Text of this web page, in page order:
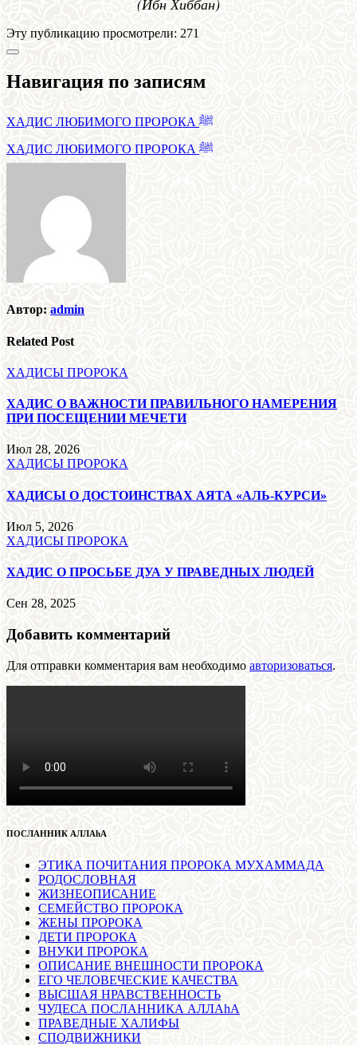
(Ибн Хиббан)
Эту публикацию просмотрели: 271
Навигация по записям
ХАДИС ЛЮБИМОГО ПРОРОКА ﷺ
ХАДИС ЛЮБИМОГО ПРОРОКА ﷺ
Автор: admin
Related Post
ХАДИСЫ ПРОРОКА
ХАДИС О ВАЖНОСТИ ПРАВИЛЬНОГО НАМЕРЕНИЯ
ПРИ ПОСЕЩЕНИИ МЕЧЕТИ
Июл 28, 2026
ХАДИСЫ ПРОРОКА
ХАДИСЫ О ДОСТОИНСТВАХ АЯТА «АЛЬ-КУРСИ»
Июл 5, 2026
ХАДИСЫ ПРОРОКА
ХАДИС О ПРОСЬБЕ ДУА У ПРАВЕДНЫХ ЛЮДЕЙ
Сен 28, 2025
Добавить комментарий
Для отправки комментария вам необходимо авторизоваться.
ПОСЛАННИК АЛЛАhА
ЭТИКА ПОЧИТАНИЯ ПРОРОКА МУХАММАДА
РОДОСЛОВНАЯ
ЖИЗНЕОПИСАНИЕ
СЕМЕЙСТВО ПРОРОКА
ЖЕНЫ ПРОРОКА
ДЕТИ ПРОРОКА
ВНУКИ ПРОРОКА
ОПИСАНИЕ ВНЕШНОСТИ ПРОРОКА
ЕГО ЧЕЛОВЕЧЕСКИЕ КАЧЕСТВА
ВЫСШАЯ НРАВСТВЕННОСТЬ
ЧУДЕСА ПОСЛАННИКА АЛЛАhА
ПРАВЕДНЫЕ ХАЛИФЫ
СПОДВИЖНИКИ